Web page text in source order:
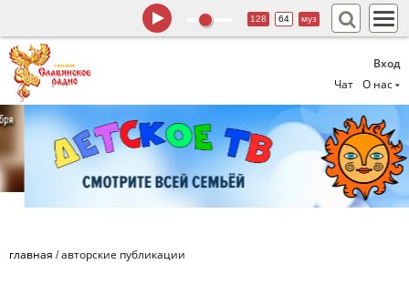
Вход
Чат
О нас
128 64 муз
главная /авторские публикации